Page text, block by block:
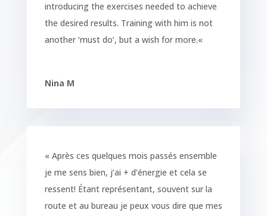
introducing the exercises needed to achieve
the desired results. Training with him is not
another ‘must do’, but a wish for more.«
Nina M
« Après ces quelques mois passés ensemble
je me sens bien, j’ai + d’énergie et cela se
ressent! Étant représentant, souvent sur la
route et au bureau je peux vous dire que mes